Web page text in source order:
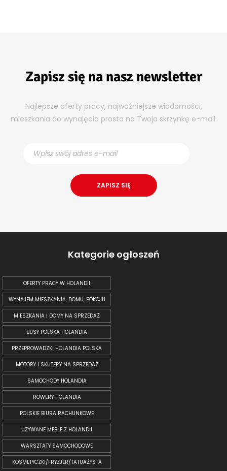
Zapisz się na nasz newsletter
Najlepsze oferty pracy, najważniejsze wiadomości,
mieszkania do wynajęcia prosto na Twoja skrzynkę e-mail.
Kategorie ogłoszeń
OFERTY PRACY W HOLANDII
WYNAJEM MIESZKANIA, DOMU, POKOJU
MIESZKANIA I DOMY NA SPRZEDAŻ
BUSY POLSKA HOLANDIA
PRZEPROWADZKI HOLANDIA POLSKA
MOTORY I SKUTERY NA SPRZEDAŻ
SAMOCHODY HOLANDIA
ROWERY HOLANDIA
POLSKIE BIURA RACHUNKOWE
UŻYWANE MEBLE Z HOLANDII
WARSZTATY SAMOCHODOWE
KOSMETYCZKI/FRYZJER/TATUAŻYSTA